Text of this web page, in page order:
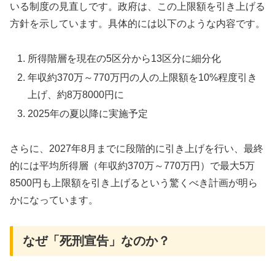
いる制度の見直しです。政府は、この上限額を引き上げる
方針を示しています。具体的には以下のような内容です。
所得階層を現在の5区分から13区分に細分化
年収約370万～770万円の人の上限額を10%程度引き
上げ、約8万8000円に
2025年の夏以降に実施予定
さらに、2027年8月までに段階的に引き上げを行い、最終
的には平均所得層（年収約370万～770万円）で最大5万
8500円も上限額を引き上げるという驚くべき計画が明ら
かになっています。
なぜ「死刑宣告」なのか？